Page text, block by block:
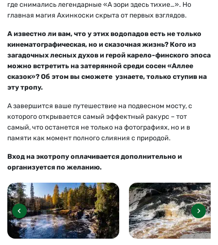
где снимались легендарные «А зори здесь тихие…». Но
главная магия Ахинкоски скрыта от первых взглядов.
А известно ли вам, что у этих водопадов есть не только
кинематографическая, но и сказочная жизнь? Кого из
загадочных лесных духов и герой карело-финского эпоса
можно встретить на затерянной среди сосен «Аллее
сказок»? Об этом вы сможете узнаете, только ступив на
эту тропу.
А завершится ваше путешествие на подвесном мосту, с
которого открывается самый эффектный ракурс – тот
самый, что останется не только на фотографиях, но и в
памяти как момент полного слияния с природой.
Вход на экотропу оплачивается дополнительно и
организуется по желанию.